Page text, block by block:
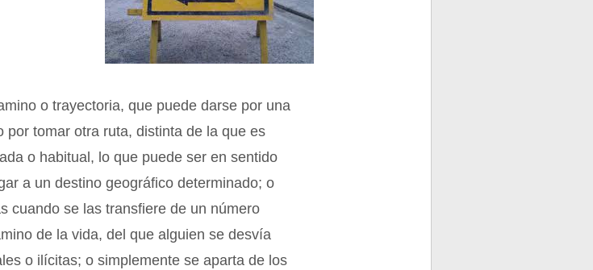
o trayectoria, que puede darse por una
por tomar otra ruta, distinta de la que es
o habitual, lo que puede ser en sentido
a un destino geográfico determinado; o
cuando se las transfiere de un número
de la vida, del que alguien se desvía
o ilícitas; o simplemente se aparta de los